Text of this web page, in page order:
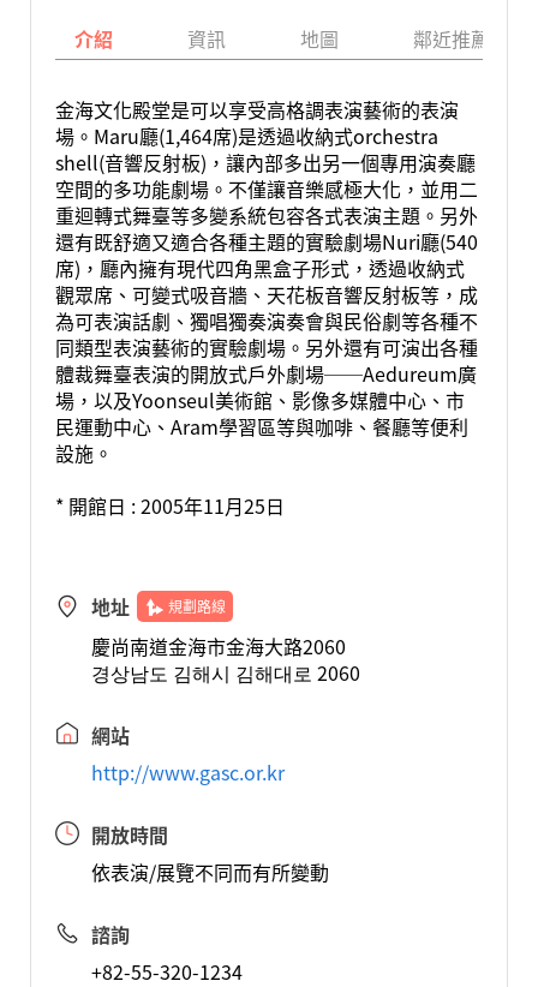
介紹 資訊 地圖 鄰近推薦景點
金海文化殿堂是可以享受高格調表演藝術的表演
場。Maru廳(1,464席)是透過收納式orchestra
shell(音響反射板)，讓內部多出另一個專用演奏廳
空間的多功能劇場。不僅讓音樂感極大化，並用二
重迴轉式舞臺等多變系統包容各式表演主題。另外
還有既舒適又適合各種主題的實驗劇場Nuri廳(540
席)，廳內擁有現代四角黑盒子形式，透過收納式
觀眾席、可變式吸音牆、天花板音響反射板等，成
為可表演話劇、獨唱獨奏演奏會與民俗劇等各種不
同類型表演藝術的實驗劇場。另外還有可演出各種
體裁舞臺表演的開放式戶外劇場──Aedureum廣
場，以及Yoonseul美術館、影像多媒體中心、市
民運動中心、Aram學習區等與咖啡、餐廳等便利
設施。
* 開館日 : 2005年11月25日
地址 規劃路線
慶尚南道金海市金海大路2060
경상남도 김해시 김해대로 2060
網站
http://www.gasc.or.kr
開放時間
依表演/展覽不同而有所變動
諮詢
+82-55-320-1234